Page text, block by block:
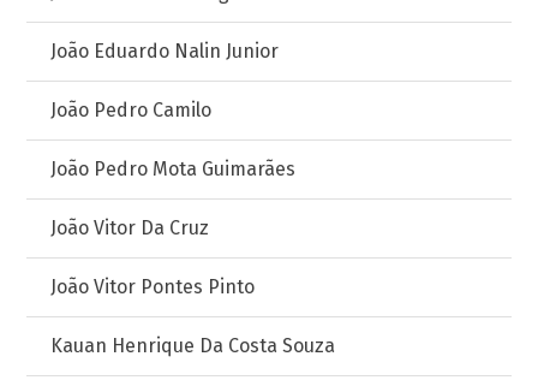
João Eduardo Nalin Junior
João Pedro Camilo
João Pedro Mota Guimarães
João Vitor Da Cruz
João Vitor Pontes Pinto
Kauan Henrique Da Costa Souza